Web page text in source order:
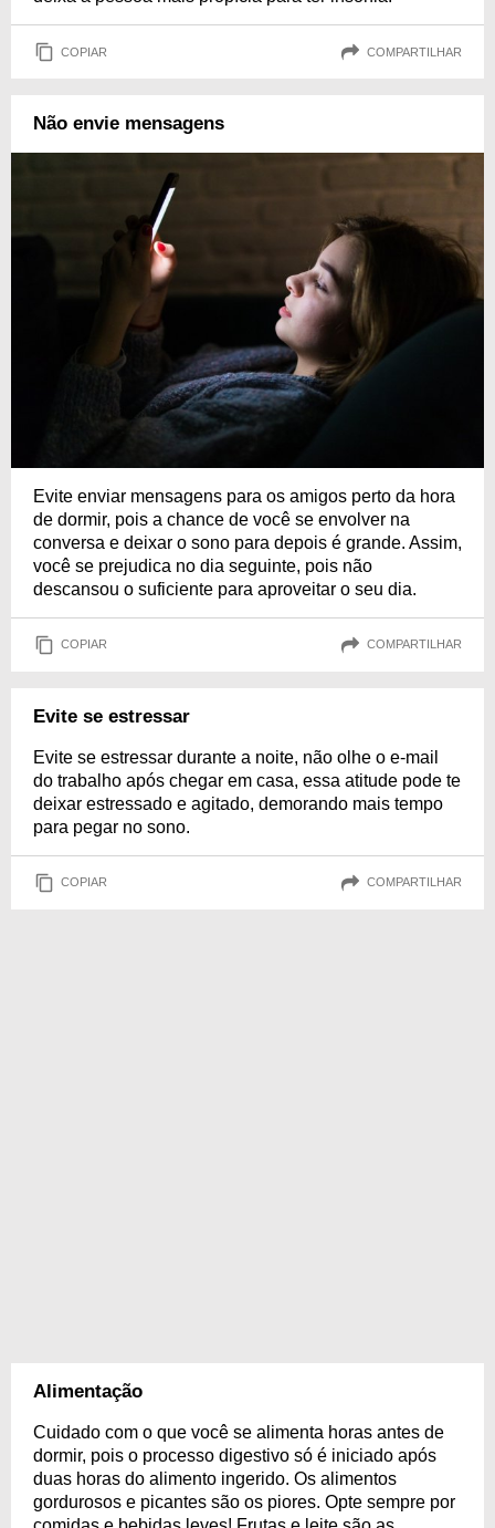
COPIAR COMPARTILHAR
Não envie mensagens
Evite enviar mensagens para os amigos perto da hora
de dormir, pois a chance de você se envolver na
conversa e deixar o sono para depois é grande. Assim,
você se prejudica no dia seguinte, pois não
descansou o suficiente para aproveitar o seu dia.
COPIAR COMPARTILHAR
Evite se estressar
Evite se estressar durante a noite, não olhe o e-mail
do trabalho após chegar em casa, essa atitude pode te
deixar estressado e agitado, demorando mais tempo
para pegar no sono.
COPIAR COMPARTILHAR
Alimentação
Cuidado com o que você se alimenta horas antes de
dormir, pois o processo digestivo só é iniciado após
duas horas do alimento ingerido. Os alimentos
gordurosos e picantes são os piores. Opte sempre por